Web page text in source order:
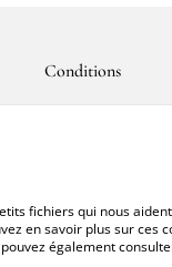
Conditions
fichiers qui nous
en savoir plus sur ces
également